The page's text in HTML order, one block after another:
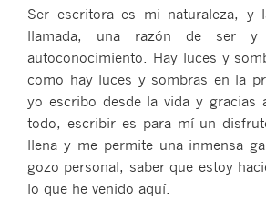
Ser escritora es mi naturaleza, y
llamada, una razón de ser
autoconocimiento. Hay luces y
como hay luces y sombras en la
yo escribo desde la vida y gracias
todo, escribir es para mí un
llena y me permite una inmensa
gozo personal, saber que estoy
lo que he venido aquí.